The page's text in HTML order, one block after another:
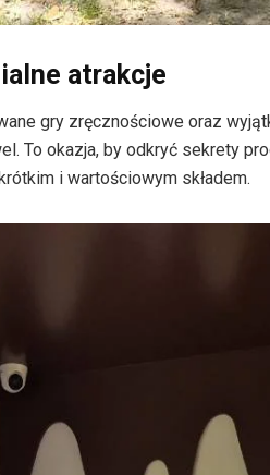
atrakcje
gry zręcznościowe oraz
To okazja, by odkryć sekrety
i wartościowym składem.